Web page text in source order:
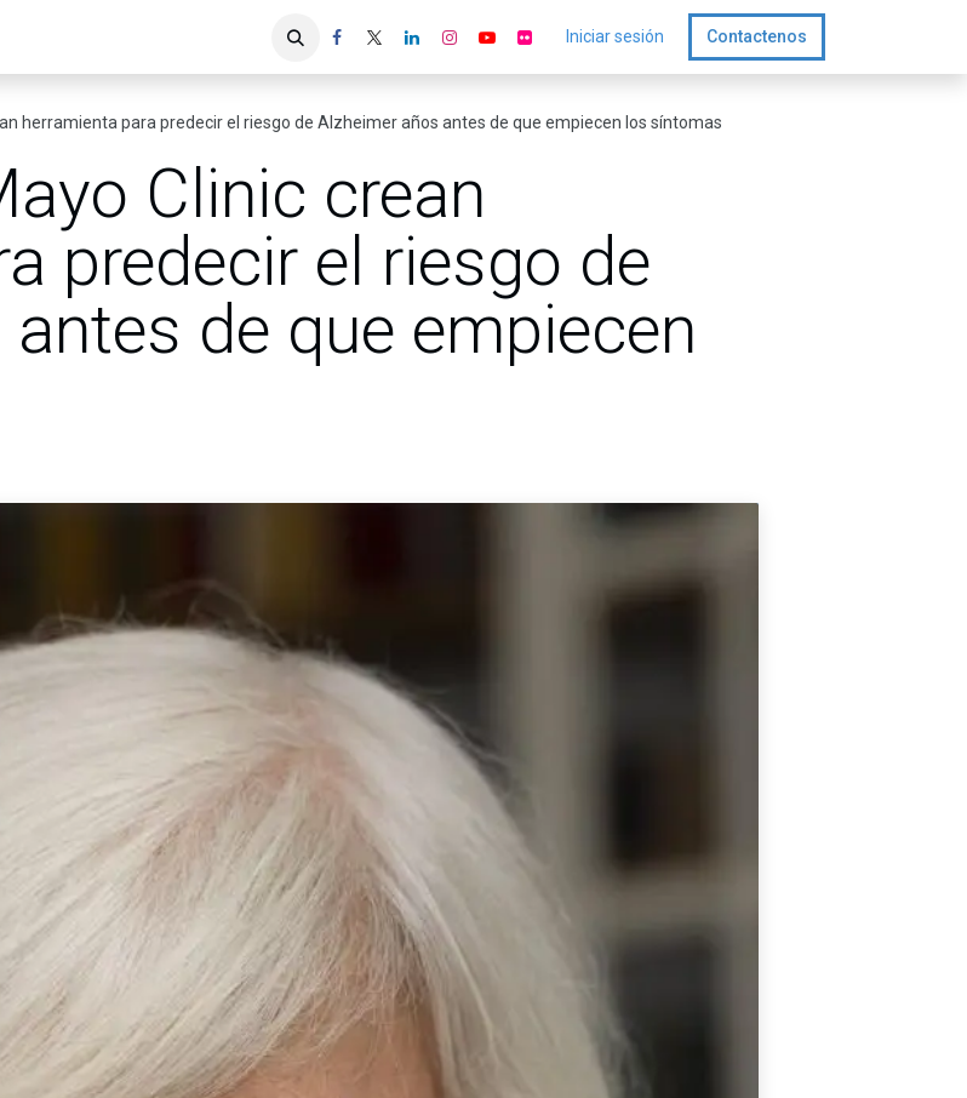
Iniciar sesión Contactenos
herramienta para predecir el riesgo de Alzheimer años antes de que empiecen los síntomas
Clinic crean
predecir el riesgo de
de que empiecen